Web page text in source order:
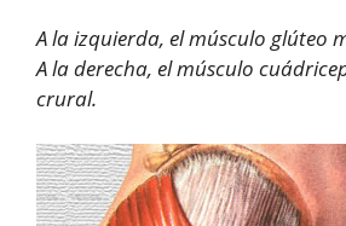
A la izquierda, el músculo glúteo
A la derecha, el músculo
crural.